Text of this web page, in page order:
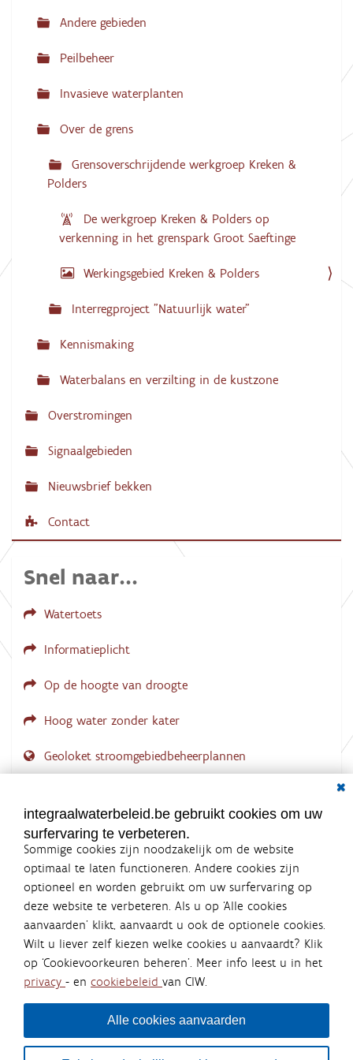
a
v
n
d
a
Andere gebieden
Peilbeheer
Invasieve waterplanten
Over de grens
Grensoverschrijdende werkgroep Kreken &
Polders
De werkgroep Kreken & Polders op
verkenning in het grenspark Groot Saeftinge
Werkingsgebied Kreken & Polders
Interregproject "Natuurlijk water"
Kennismaking
Waterbalans en verzilting in de kustzone
Overstromingen
Signaalgebieden
Nieuwsbrief bekken
Contact
Snel naar...
Watertoets
Informatieplicht
Op de hoogte van droogte
Hoog water zonder kater
Geoloket stroomgebiedbeheerplannen
LOGIN VEREIST
integraalwaterbeleid.be gebruikt cookies om uw
surfervaring te verbeteren.
Sommige cookies zijn noodzakelijk om de website
optimaal te laten functioneren. Andere cookies zijn
optioneel en worden gebruikt om uw surfervaring op
deze website te verbeteren. Als u op ‘Alle cookies
aanvaarden’ klikt, aanvaardt u ook de optionele cookies.
Wilt u liever zelf kiezen welke cookies u aanvaardt? Klik
op ‘Cookievoorkeuren beheren’. Meer info leest u in het
privacy - en cookiebeleid van CIW.
Alle cookies aanvaarden
Integraalwaterbeleid.be is een
officiële website van de Vlaamse
overheid
uitgegeven door Coördinatiecommissie Integraal
Waterbeleid
De Coördinatiecommissie Integraal Waterbeleid (CIW) is een
bestuursniveaus die bij het waterbeleid betrokken zijn. Ook
waterbedrijven nemen deel aan het overleg. Deze
samenwerking zorgt voor een gecoördineerde en
geïntegreerde aanpak van het waterbeleid en waterbeheer